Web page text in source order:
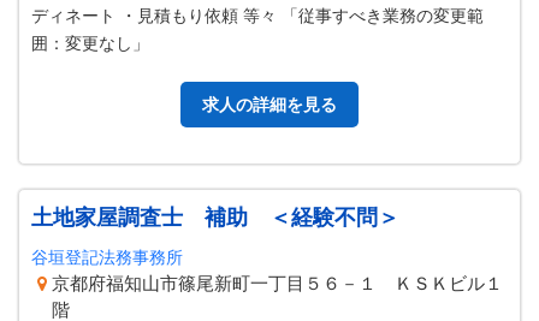
ディネート ・見積もり依頼 等々 「従事すべき業務の変更範
囲：変更なし」
求人の詳細を見る
土地家屋調査士 補助 ＜経験不問＞
谷垣登記法務事務所
京都府福知山市篠尾新町一丁目５６－１ ＫＳＫビル１
階